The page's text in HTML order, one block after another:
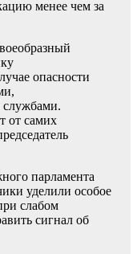
менее чем за
опасности
службами.
от самих
парламента
уделили особое
слабом
сигнал об